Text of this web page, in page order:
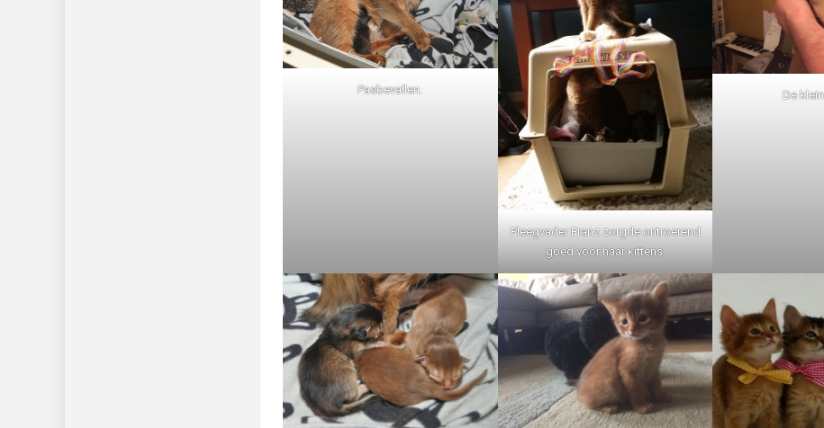
Pasbevallen.
Pleegvader Franz zorgde ontroerend
goed voor haar kittens.
De